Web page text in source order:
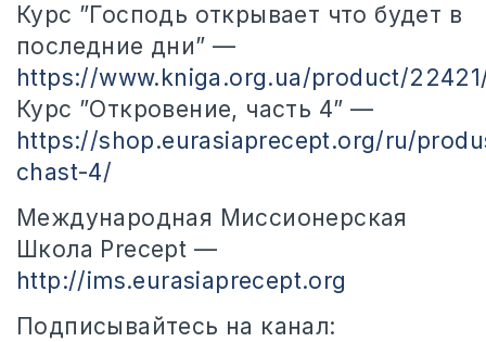
Курс ”Господь открывает что будет в
последние дни” —
https://www.kniga.org.ua/product/
Курс ”Откровение, часть 4” —
https://shop.eurasiaprecept.org/ru/
chast-4/
Международная Миссионерская
Школа Precept —
http://ims.eurasiaprecept.org
Подписывайтесь на канал: